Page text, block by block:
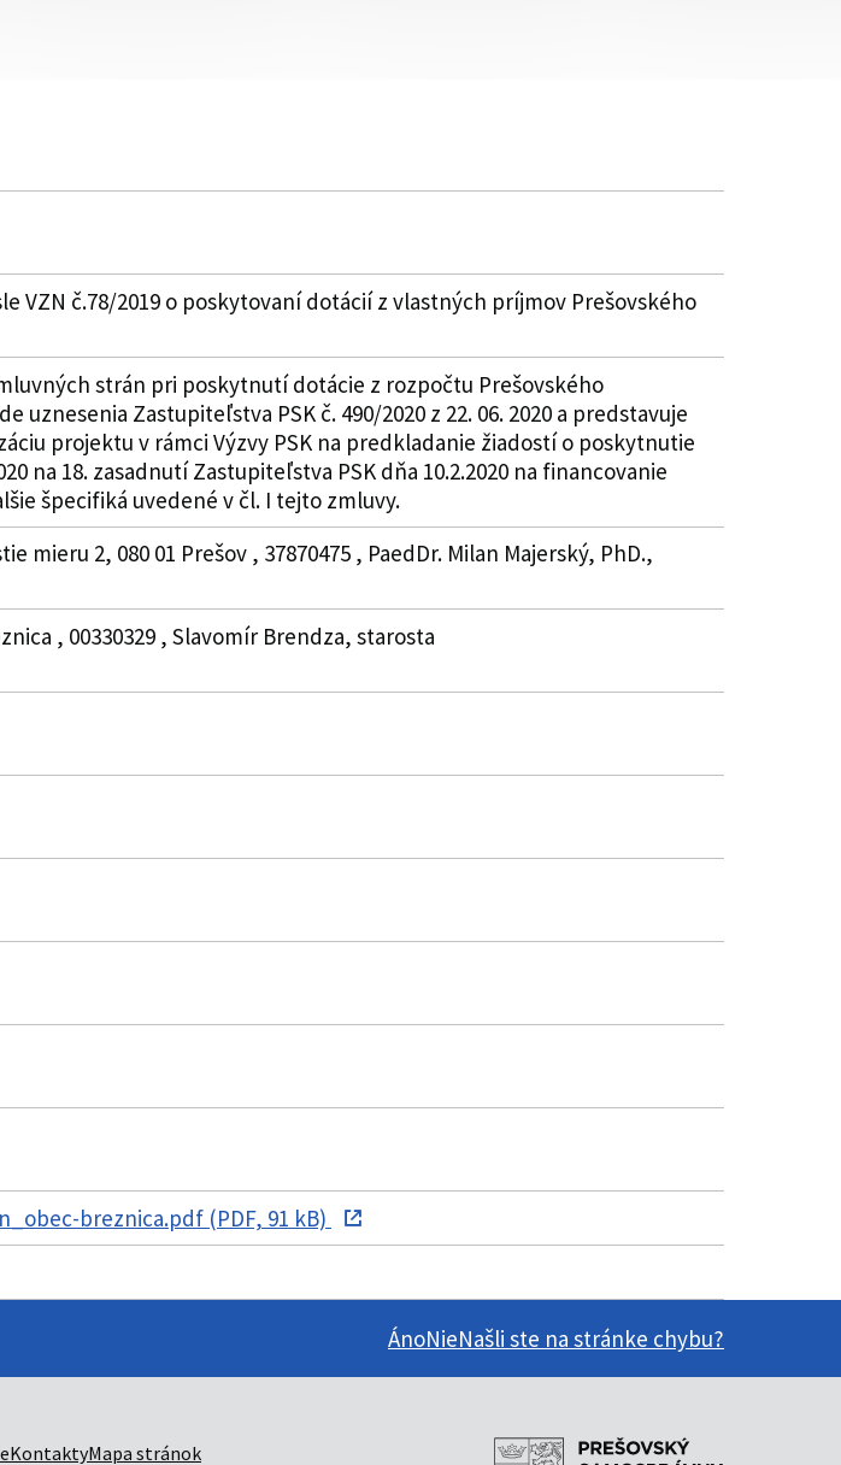
VZN č.78/2019 o poskytovaní dotácií z vlastných príjmov Prešovského
strán pri poskytnutí dotácie z rozpočtu Prešovského
uznesenia Zastupiteľstva PSK č. 490/2020 z 22. 06. 2020 a predstavuje
projektu v rámci Výzvy PSK na predkladanie žiadostí o poskytnutie
na 18. zasadnutí Zastupiteľstva PSK dňa 10.2.2020 na financovanie
špecifiká uvedené v čl. I tejto zmluvy.
2, 080 01 Prešov , 37870475 , PaedDr. Milan Majerský, PhD.,
, 00330329 , Slavomír Brendza, starosta
breznica.pdf (PDF, 91 kB)
ÁnoNieNašli ste na stránke chybu?
KontaktyMapa stránok